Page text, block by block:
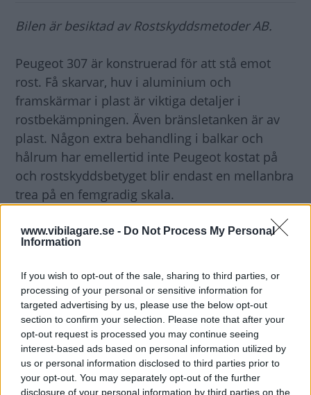
www.vibilagare.se - Do Not Process My Personal
Information
If you wish to opt-out of the sale, sharing to third parties, or
processing of your personal or sensitive information for
targeted advertising by us, please use the below opt-out
section to confirm your selection. Please note that after your
opt-out request is processed you may continue seeing
interest-based ads based on personal information utilized by
us or personal information disclosed to third parties prior to
your opt-out. You may separately opt-out of the further
disclosure of your personal information by third parties on the
Bilen är besiktad av Rostskyddsmetoder AB.
Peugeot 307 är konstruerad för att stå emot
rost. Få skarvar, huv i aluminium och
framskärmar i plast är viktiga detaljer i
rostbekämpningen. Även bränsletanken är av
plast. Någon extra behandling i balkar och
hålrum har emellertid inte Peugeot kostat på
och rostskyddsbetyget blir endast en mellanbra
trea på en femgradig skala.
Rostskyddsgaranti: 12 år.
Testinformation
Betyg rost: 3 av 5
Betyg
5.Materialval, konstruktioner och övriga
skyddsåtgärder är effektiva. Rostangrepp bör inte